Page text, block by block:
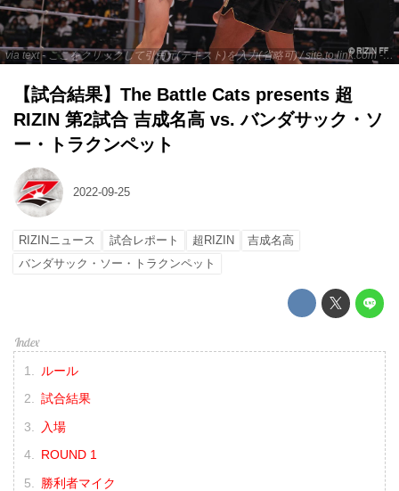
via text - ここをクリックして引用元(テキスト)を入力(省略可) / site.to.link.com - ここをクリックして引用元を入力(省略可)
【試合結果】The Battle Cats presents 超
RIZIN 第2試合 吉成名高 vs. バンダサック・ソ
ー・トラクンペット
2022-09-25
RIZINニュース 試合レポート 超RIZIN
吉成名高
バンダサック・ソー・トラクンペット
ルール
試合結果
入場
ROUND 1
勝利者マイク